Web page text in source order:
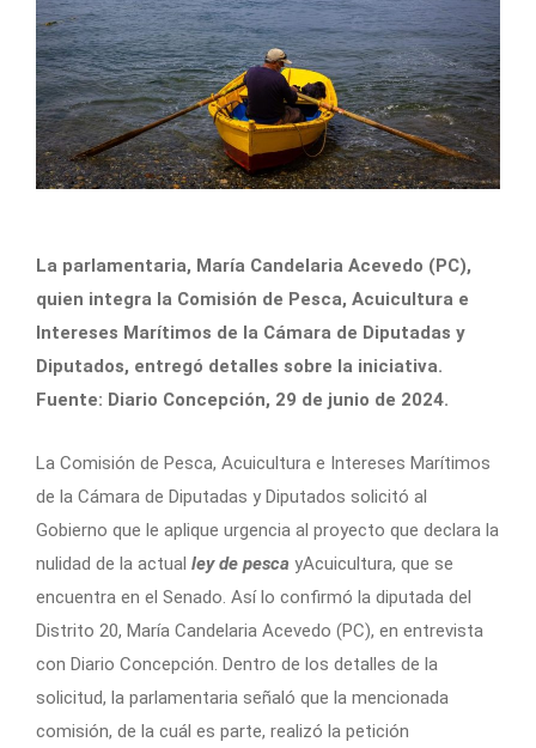
La parlamentaria, María Candelaria Acevedo (PC),
quien integra la Comisión de Pesca, Acuicultura e
Intereses Marítimos de la Cámara de Diputadas y
Diputados, entregó detalles sobre la iniciativa.
Fuente: Diario Concepción, 29 de junio de 2024.
La Comisión de Pesca, Acuicultura e Intereses Marítimos
de la Cámara de Diputadas y Diputados solicitó al
Gobierno que le aplique urgencia al proyecto que declara la
nulidad de la actual ley de pesca yAcuicultura, que se
encuentra en el Senado. Así lo confirmó la diputada del
Distrito 20, María Candelaria Acevedo (PC), en entrevista
con Diario Concepción. Dentro de los detalles de la
solicitud, la parlamentaria señaló que la mencionada
comisión, de la cuál es parte, realizó la petición